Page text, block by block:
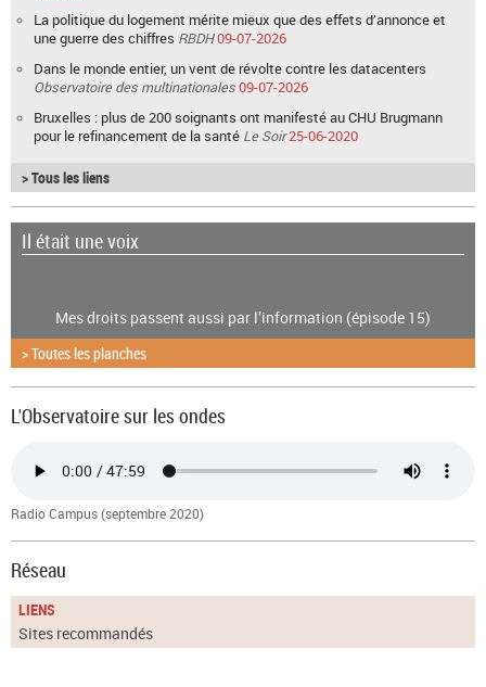
La politique du logement mérite mieux que des effets d’annonce et
une guerre des chiffres RBDH09-07-2026
Dans le monde entier, un vent de révolte contre les datacenters
Observatoire des multinationales09-07-2026
Bruxelles : plus de 200 soignants ont manifesté au CHU Brugmann
pour le refinancement de la santé Le Soir25-06-2020
> Tous les liens
Il était une voix
Mes droits passent aussi par l’information (épisode 15)
> Toutes les planches
L'Observatoire sur les ondes
Radio Campus (septembre 2020)
Réseau
LIENS
Sites recommandés